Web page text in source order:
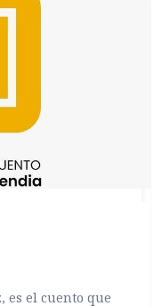
es el cuento que